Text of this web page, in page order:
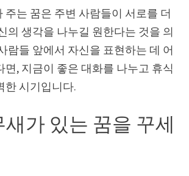
주는 꿈은 주변 사람들이 서로를 더
의 생각을 나누길 원한다는 것을 의
람들 앞에서 자신을 표현하는 데 어
면, 지금이 좋은 대화를 나누고 휴식
한 시기입니다.
가 있는 꿈을 꾸세